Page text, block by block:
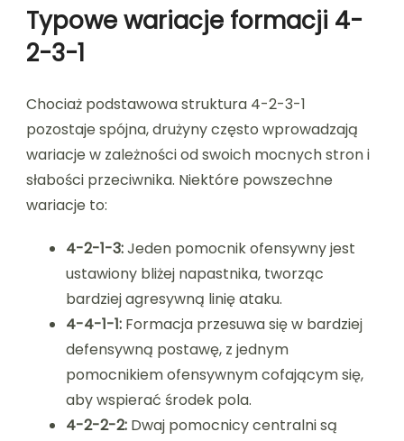
Typowe wariacje formacji 4-
2-3-1
Chociaż podstawowa struktura 4-2-3-1
pozostaje spójna, drużyny często wprowadzają
wariacje w zależności od swoich mocnych stron i
słabości przeciwnika. Niektóre powszechne
wariacje to:
4-2-1-3:Jeden pomocnik ofensywny jest
ustawiony bliżej napastnika, tworząc
bardziej agresywną linię ataku.
4-4-1-1: Formacja przesuwa się w bardziej
defensywną postawę, z jednym
pomocnikiem ofensywnym cofającym się,
aby wspierać środek pola.
4-2-2-2: Dwaj pomocnicy centralni są